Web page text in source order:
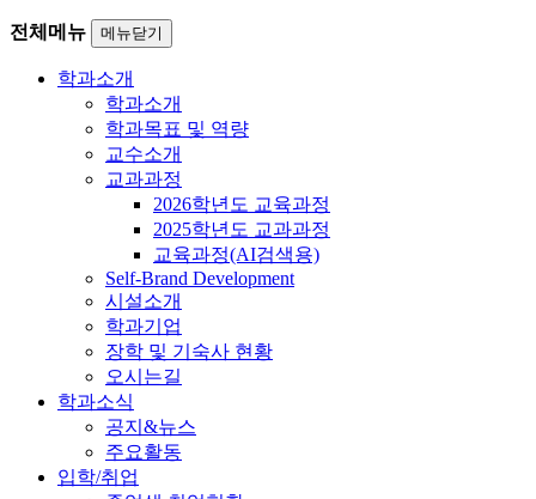
전체메뉴 메뉴닫기
학과소개
학과소개
학과목표 및 역량
교수소개
교과과정
2026학년도 교육과정
2025학년도 교과과정
교육과정(AI검색용)
Self-Brand Development
시설소개
학과기업
장학 및 기숙사 현황
오시는길
학과소식
공지&뉴스
주요활동
입학/취업